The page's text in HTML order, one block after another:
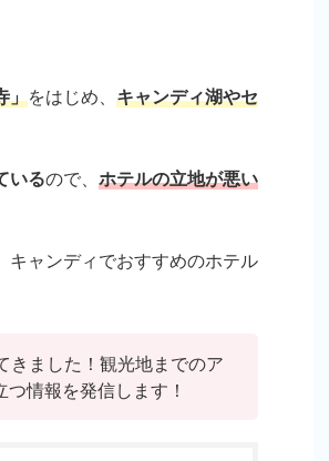
」をはじめ、 キャンディ湖やセ
いるので、 ホテルの立地が悪い
キャンディでおすすめのホテル
ました！観光地までのア
情報を発信します！